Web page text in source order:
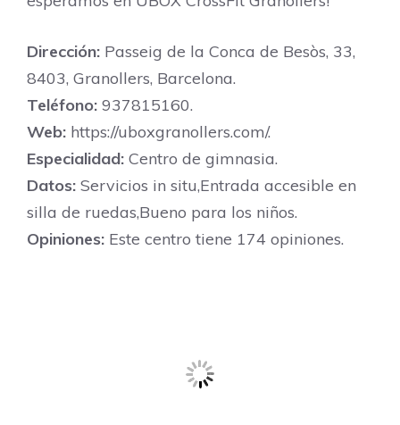
Dirección: Passeig de la Conca de Besòs, 33,
8403, Granollers, Barcelona.
Teléfono: 937815160.
Web: https://uboxgranollers.com/.
Especialidad: Centro de gimnasia.
Datos: Servicios in situ,Entrada accesible en
silla de ruedas,Bueno para los niños.
Opiniones: Este centro tiene 174 opiniones.